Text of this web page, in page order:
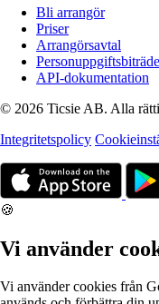
Bli arrangör
Priser
Arrangörsavtal
API-dokumentation
© 2026 Ticsie AB. Alla
Integritetspolicy
🍪
Vi använder
Vi använder cookies från